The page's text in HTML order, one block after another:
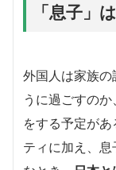
「息子」
外国人は家族の
うに過ごすの
をする予定が
ティに加え、